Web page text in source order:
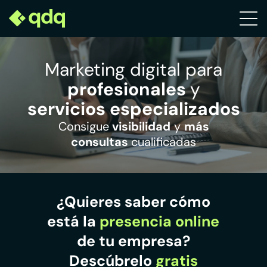
Marketing digital para
profesionalesy
servicios especializados
Consigue visibilidad y más
consultascualificadas
¿Quieres saber cómo
está la presencia online
de tu empresa?
Descúbrelo gratis